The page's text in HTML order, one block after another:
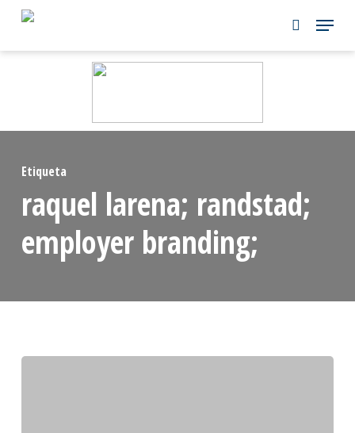
Skip
Etiqueta
raquel larena; randstad;
employer branding;